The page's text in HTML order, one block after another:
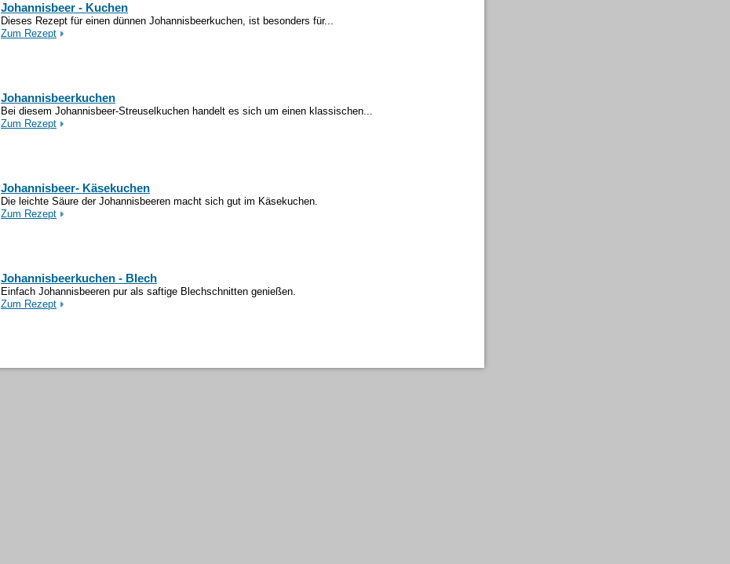
Johannisbeer - Kuchen
Dieses Rezept für einen dünnen Johannisbeerkuchen, ist besonders für...
Zum Rezept
Johannisbeerkuchen
Bei diesem Johannisbeer-Streuselkuchen handelt es sich um einen klassischen...
Zum Rezept
Johannisbeer- Käsekuchen
Die leichte Säure der Johannisbeeren macht sich gut im Käsekuchen.
Zum Rezept
Johannisbeerkuchen - Blech
Einfach Johannisbeeren pur als saftige Blechschnitten genießen.
Zum Rezept